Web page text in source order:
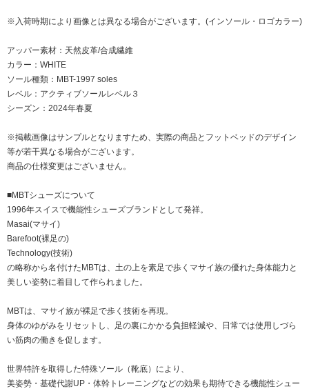
※入荷時期により画像とは異なる場合がございます。(インソール・ロゴカラー)
アッパー素材：天然皮革/合成繊維
カラー：WHITE
ソール種類：MBT-1997 soles
レベル：アクティブソールレベル３
シーズン：2024年春夏
※掲載画像はサンプルとなりますため、実際の商品とフットベッドのデザイン
等が若干異なる場合がございます。
商品の仕様変更はございません。
■MBTシューズについて
1996年スイスで機能性シューズブランドとして発祥。
Masai(マサイ)
Barefoot(裸足の)
Technology(技術)
の略称から名付けたMBTは、土の上を素足で歩くマサイ族の優れた身体能力と
美しい姿勢に着目して作られました。
MBTは、マサイ族が裸足で歩く技術を再現。
身体のゆがみをリセットし、足の裏にかかる負担軽減や、日常では使用しづら
い筋肉の働きを促します。
世界特許を取得した特殊ソール（靴底）により、
美姿勢・基礎代謝UP・体幹トレーニングなどの効果も期待できる機能性シュー